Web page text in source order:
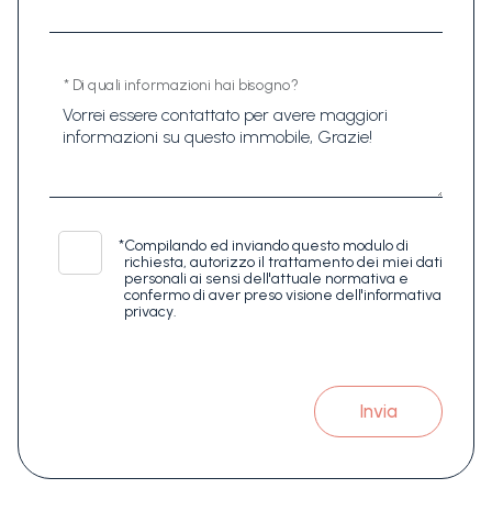
* Di quali informazioni hai bisogno?
*Compilando ed inviando questo modulo di
richiesta, autorizzo il trattamento dei miei dati
personali ai sensi dell'attuale normativa e
confermo di aver preso visione dell'informativa
privacy.
Invia